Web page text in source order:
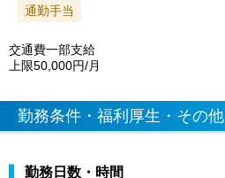
通勤手当
交通費一部支給
上限50,000円/月
勤務条件・福利厚生・その他
勤務日数・時間